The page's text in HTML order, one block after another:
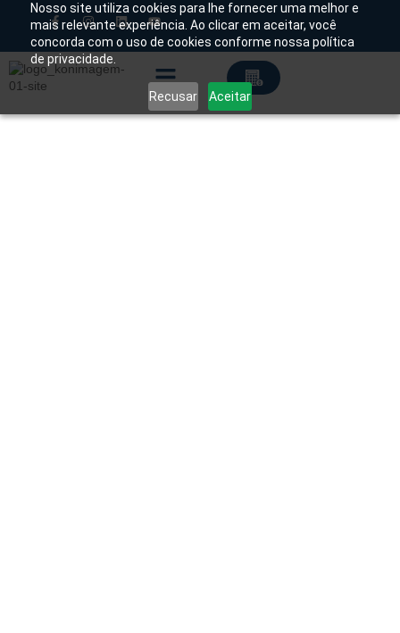
Nosso site utiliza cookies para lhe fornecer uma melhor e
mais relevante experiência. Ao clicar em aceitar, você
concorda com o uso de cookies conforme nossa política
de privacidade.
Recusar Aceitar